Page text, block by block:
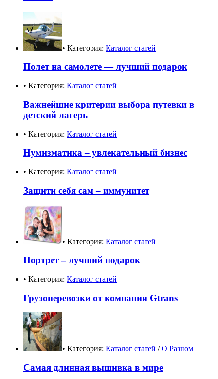
• Категория: Каталог статей
Полет на самолете — лучший подарок
• Категория: Каталог статей
Важнейшие критерии выбора путевки в
детский лагерь
• Категория: Каталог статей
Нумизматика – увлекательный бизнес
• Категория: Каталог статей
Защити себя сам – иммунитет
• Категория: Каталог статей
Портрет – лучший подарок
• Категория: Каталог статей
Грузоперевозки от компании Gtrans
• Категория: Каталог статей /О Разном
Самая длинная вышивка в мире